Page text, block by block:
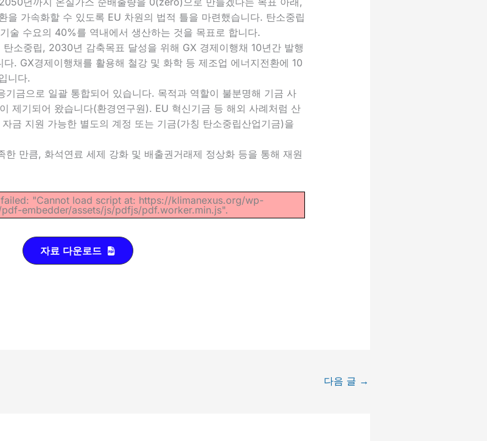
을 가속화할 수 있도록 EU 차원의 법적 틀을 마련했습니다. 탄소중립
술 수요의 40%를 역내에서 생산하는 것을 목표로 합니다.
소중립, 2030년 감축목표 달성을 위해 GX 경제이행채 10년간 발행
. GX경제이행채를 활용해 철강 및 화학 등 제조업 에너지전환에 10
니다.
기금으로 일괄 통합되어 있습니다. 목적과 역할이 불분명해 기금 사
제기되어 왔습니다(환경연구원). EU 혁신기금 등 해외 사례처럼 산
금 지원 가능한 별도의 계정 또는 기금(가칭 탄소중립산업기금)을
한 만큼, 화석연료 세제 강화 및 배출권거래제 정상화 등을 통해 재원
"Cannot load script at: https://klimanexus.org/wp-
embedder/assets/js/pdfjs/pdf.worker.min.js".
자료 다운로드
다음 글 →